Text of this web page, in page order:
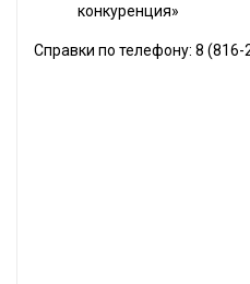
конкуренция»
Справки по телефону: 8